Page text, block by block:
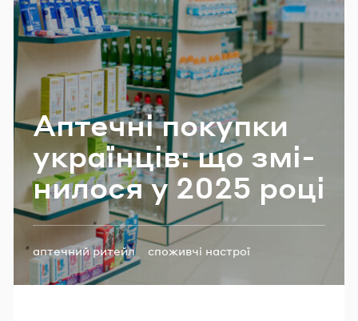
Апте­чні по­ку­пки
укра­їн­ців: що змі­
ни­ло­ся у 2025 році
Теги:
аптечний ритейл споживчі настрої
Email
Пароль
Забули пароль?
УВІЙТИ